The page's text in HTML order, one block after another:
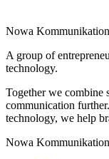
Nowa
A group of
technology.
Together we combine
communication
technology, we help
Nowa Kommunikation